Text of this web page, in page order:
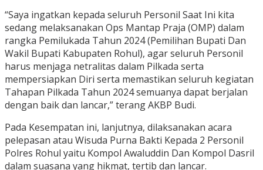
“Saya ingatkan kepada seluruh Personil Saat Ini kita
sedang melaksanakan Ops Mantap Praja (OMP) dalam
rangka Pemilukada Tahun 2024 (Pemilihan Bupati Dan
Wakil Bupati Kabupaten Rohul), agar seluruh Personil
harus menjaga netralitas dalam Pilkada serta
mempersiapkan Diri serta memastikan seluruh kegiatan
Tahapan Pilkada Tahun 2024 semuanya dapat berjalan
dengan baik dan lancar,” terang AKBP Budi.
Pada Kesempatan ini, lanjutnya, dilaksanakan acara
pelepasan atau Wisuda Purna Bakti Kepada 2 Personil
Polres Rohul yaitu Kompol Awaluddin Dan Kompol Dasril
dalam suasana yang hikmat, tertib dan lancar.